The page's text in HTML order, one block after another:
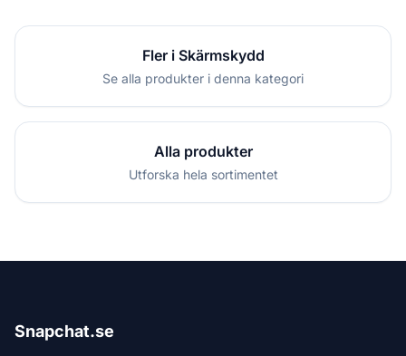
Fler i Skärmskydd
Se alla produkter i denna kategori
Alla produkter
Utforska hela sortimentet
Snapchat.se